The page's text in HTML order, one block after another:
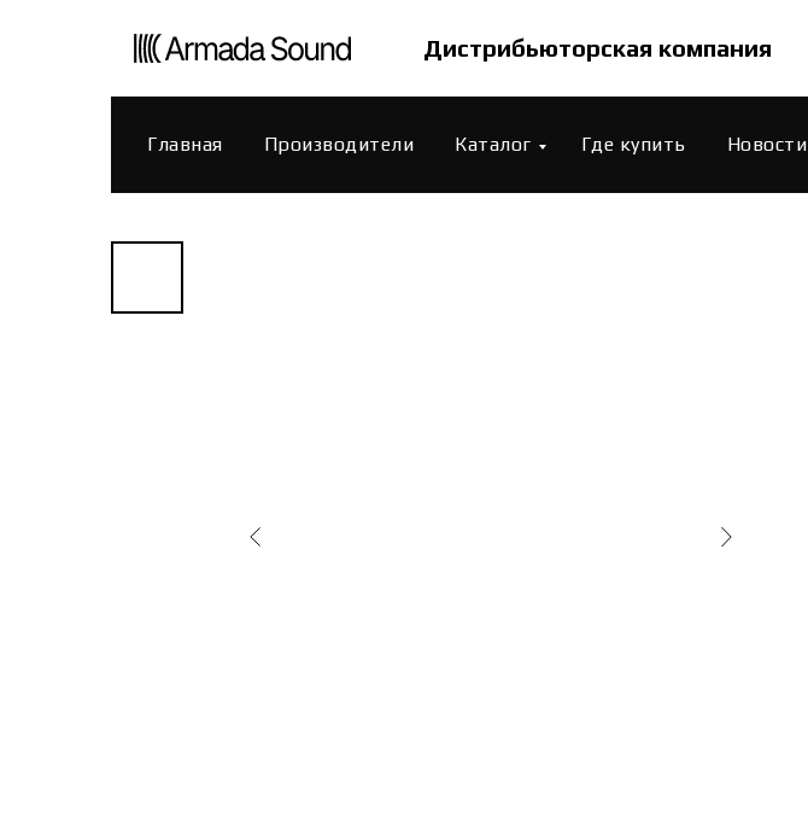
Дистрибьюторская компания
Главная Производители Каталог Где купить Новости